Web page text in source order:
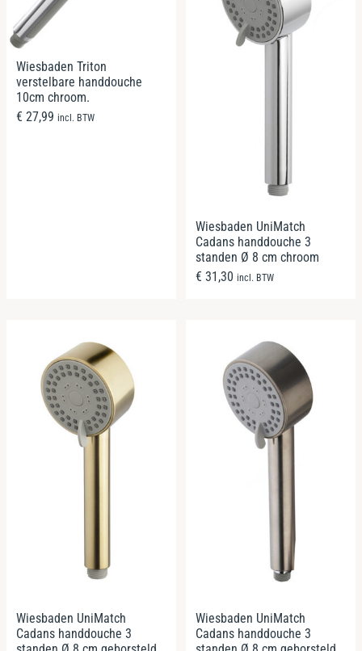
Wiesbaden Triton
verstelbare handdouche
10cm chroom.
€ 27,99 incl. BTW
Wiesbaden UniMatch
Cadans handdouche 3
standen Ø 8 cm chroom
€ 31,30 incl. BTW
Wiesbaden UniMatch
Cadans handdouche 3
Wiesbaden UniMatch
Cadans handdouche 3